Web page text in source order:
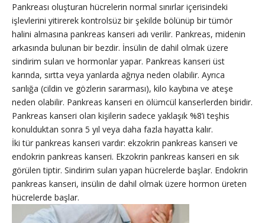
Pankreası oluşturan hücrelerin normal sınırlar içerisindeki
işlevlerini yitirerek kontrolsüz bir şekilde bölünüp bir tümör
halini almasına pankreas kanseri adı verilir. Pankreas, midenin
arkasında bulunan bir bezdir. İnsülin de dahil olmak üzere
sindirim suları ve hormonlar yapar. Pankreas kanseri üst
karında, sırtta veya yanlarda ağrıya neden olabilir. Ayrıca
sarılığa (cildin ve gözlerin sararması), kilo kaybına ve ateşe
neden olabilir. Pankreas kanseri en ölümcül kanserlerden biridir.
Pankreas kanseri olan kişilerin sadece yaklaşık %8’i teşhis
konulduktan sonra 5 yıl veya daha fazla hayatta kalır.
İki tür pankreas kanseri vardır: ekzokrin pankreas kanseri ve
endokrin pankreas kanseri. Ekzokrin pankreas kanseri en sık
görülen tiptir. Sindirim suları yapan hücrelerde başlar. Endokrin
pankreas kanseri, insülin de dahil olmak üzere hormon üreten
hücrelerde başlar.